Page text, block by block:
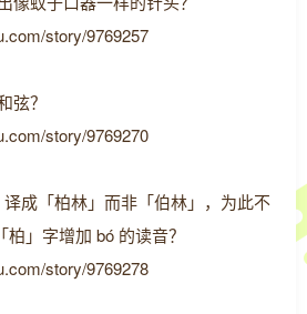
story/9769257
弦？
story/9769270
成「柏林」而非「伯林」，为此不
」字增加 bó 的读音？
story/9769278